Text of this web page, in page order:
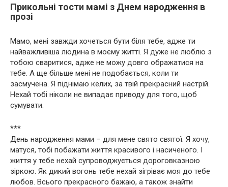
Прикольні тости мамі з Днем народження в
прозі
Мамо, мені завжди хочеться бути біля тебе, адже ти
найважливіша людина в моєму житті. Я дуже не люблю з
тобою сваритися, адже не можу довго ображатися на
тебе. А ще більше мені не подобається, коли ти
засмучена. Я піднімаю келих, за твій прекрасний настрій.
Нехай тобі ніколи не випадає приводу для того, щоб
сумувати.
***
День народження мами – для мене свято святої. Я хочу,
матуся, тобі побажати життя красивого і насиченого. І
життя у тебе нехай супроводжується дороговказною
зіркою. Як дикий вогонь тебе нехай зігріває моя до тебе
любов. Всього прекрасного бажаю, а також знайти